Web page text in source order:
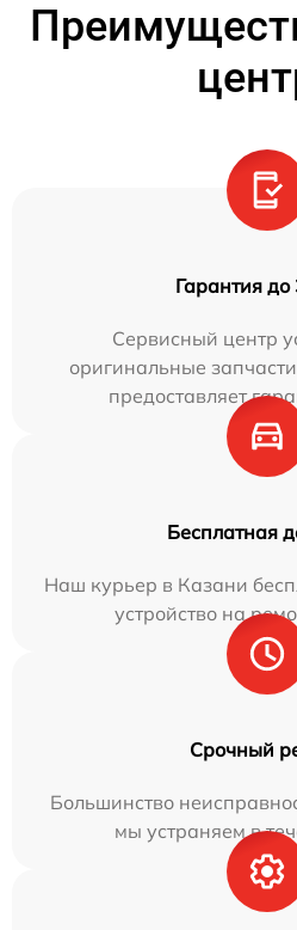
Гарантия до
Сервисный центр
оригинальные
предоставляет
Бесплатная
Наш курьер в Казани
устройство на
Срочный
Большинство
мы устраняем в